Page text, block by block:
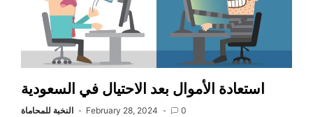
استعادة الأموال بعد الاحتيال في السعودية
النخبة للمحاماة February 28, 2024 0